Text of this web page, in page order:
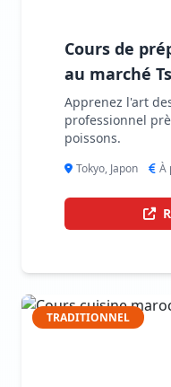
Cours de
au marché
Apprenez l'art
professionnel
poissons.
Tokyo, Japon À
TRADITIONNEL